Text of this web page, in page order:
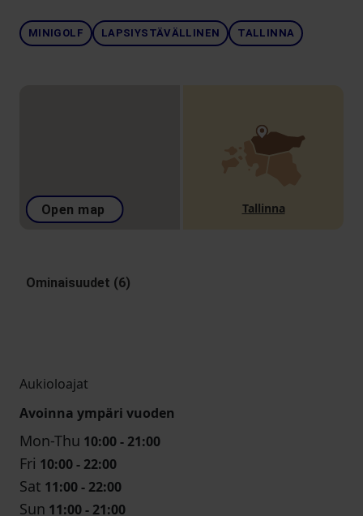
MINIGOLF LAPSIYSTÄVÄLLINEN TALLINNA
Open map Tallinna
Ominaisuudet (6)
Aukioloajat
Avoinna ympäri vuoden
Mon-Thu 10:00 - 21:00
Fri 10:00 - 22:00
Sat 11:00 - 22:00
Sun 11:00 - 21:00